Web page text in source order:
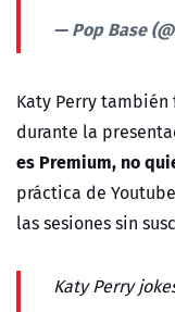
— Pop Base
Katy Perry
durante la
es Premium, no
práctica de
las sesiones sin
Katy Perry